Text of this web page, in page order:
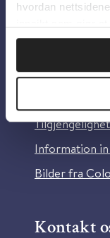
hvordan
Om oss
Om
Personvern
Information in
Bilder fra
Kontakt